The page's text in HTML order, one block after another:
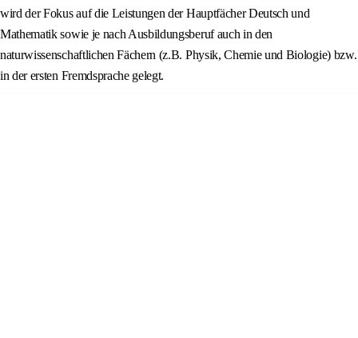
wird der Fokus auf die Leistungen der Hauptfächer Deutsch und
Mathematik sowie je nach Ausbildungsberuf auch in den
naturwissenschaftlichen Fächern (z.B. Physik, Chemie und Biologie) bzw.
in der ersten Fremdsprache gelegt.